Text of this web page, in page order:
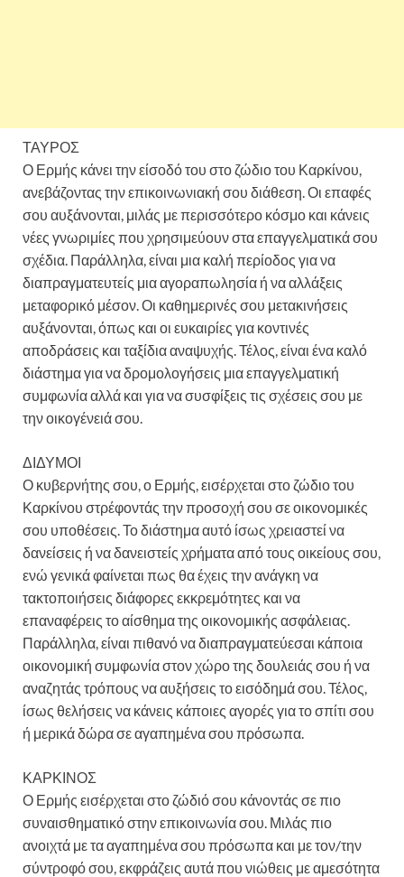
ΤΑΥΡΟΣ
Ο Ερμής κάνει την είσοδό του στο ζώδιο του Καρκίνου,
ανεβάζοντας την επικοινωνιακή σου διάθεση. Οι επαφές
σου αυξάνονται, μιλάς με περισσότερο κόσμο και κάνεις
νέες γνωριμίες που χρησιμεύουν στα επαγγελματικά σου
σχέδια. Παράλληλα, είναι μια καλή περίοδος για να
διαπραγματευτείς μια αγοραπωλησία ή να αλλάξεις
μεταφορικό μέσον. Οι καθημερινές σου μετακινήσεις
αυξάνονται, όπως και οι ευκαιρίες για κοντινές
αποδράσεις και ταξίδια αναψυχής. Τέλος, είναι ένα καλό
διάστημα για να δρομολογήσεις μια επαγγελματική
συμφωνία αλλά και για να συσφίξεις τις σχέσεις σου με
την οικογένειά σου.
ΔΙΔΥΜΟΙ
Ο κυβερνήτης σου, ο Ερμής, εισέρχεται στο ζώδιο του
Καρκίνου στρέφοντάς την προσοχή σου σε οικονομικές
σου υποθέσεις. Το διάστημα αυτό ίσως χρειαστεί να
δανείσεις ή να δανειστείς χρήματα από τους οικείους σου,
ενώ γενικά φαίνεται πως θα έχεις την ανάγκη να
τακτοποιήσεις διάφορες εκκρεμότητες και να
επαναφέρεις το αίσθημα της οικονομικής ασφάλειας.
Παράλληλα, είναι πιθανό να διαπραγματεύεσαι κάποια
οικονομική συμφωνία στον χώρο της δουλειάς σου ή να
αναζητάς τρόπους να αυξήσεις το εισόδημά σου. Τέλος,
ίσως θελήσεις να κάνεις κάποιες αγορές για το σπίτι σου
ή μερικά δώρα σε αγαπημένα σου πρόσωπα.
ΚΑΡΚΙΝΟΣ
Ο Ερμής εισέρχεται στο ζώδιό σου κάνοντάς σε πιο
συναισθηματικό στην επικοινωνία σου. Μιλάς πιο
ανοιχτά με τα αγαπημένα σου πρόσωπα και με τον/την
σύντροφό σου, εκφράζεις αυτά που νιώθεις με αμεσότητα